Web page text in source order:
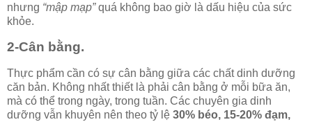
nhưng “mập mạp”quá không bao giờ là dấu hiệu của sức
khỏe.
2-Cân bằng.
Thực phẩm cần có sự cân bằng giữa các chất dinh dưỡng
căn bản. Không nhất thiết là phải cân bằng ở mỗi bữa ăn,
mà có thể trong ngày, trong tuần. Các chuyên gia dinh
dưỡng vẫn khuyên nên theo tỷ lệ 30% béo, 15-20% đạm,